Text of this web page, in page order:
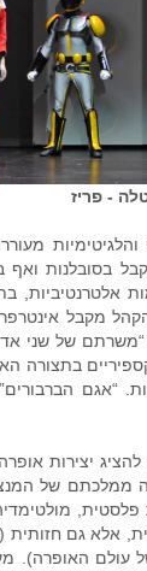
- פריז
והלגיטימיות
בסובלנות ואף
אלטרנטיביות,
של ורונה במאה
של שני
בתצורה
“אגם הברבורים”
יצירות
ממלכתם של
פלסטית,
אלא גם
האופרה).